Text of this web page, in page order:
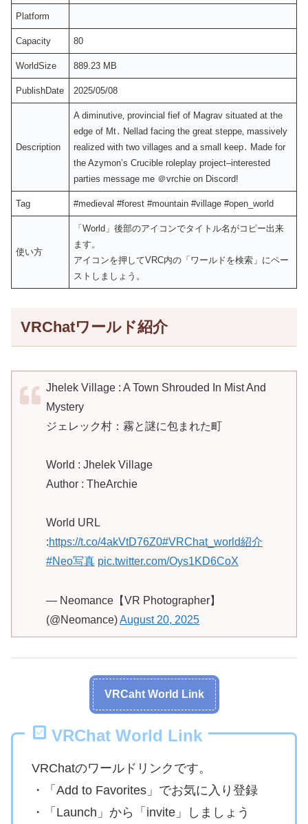
Platform
Capacity 80
WorldSize 889.23 MB
PublishDate 2025/05/08
Description
A diminutive‚ provincial fief of Magrav situated at the
edge of Mt․ Nellad facing the great steppe‚ massively
realized with two villages and a small keep․ Made for
the Azymon’s Crucible roleplay project–interested
parties message me ＠vrchie on Discordǃ
Tag #medieval #forest #mountain #village #open_world
使い方
「World」後部のアイコンでタイトル名がコピー出来
ます。
アイコンを押してVRC内の「ワールドを検索」にペー
ストしましょう。
VRChatワールド紹介
Jhelek Village : A Town Shrouded In Mist And
Mystery
ジェレック村：霧と謎に包まれた町
World : Jhelek Village
Author : TheArchie
World URL
:https://t.co/4akVtD76Z0#VRChat_world紹介
#Neo写真 pic.twitter.com/Oys1KD6CoX
— Neomance【VR Photographer】
(@Neomance)August 20, 2025
VRCaht World Link
VRChat World Link
VRChatのワールドリンクです。
・「Add to Favorites」でお気に入り登録
・「Launch」から「invite」しましょう